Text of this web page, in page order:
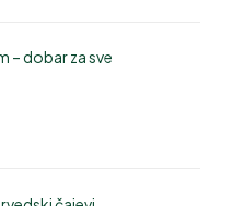
– dobar za sve